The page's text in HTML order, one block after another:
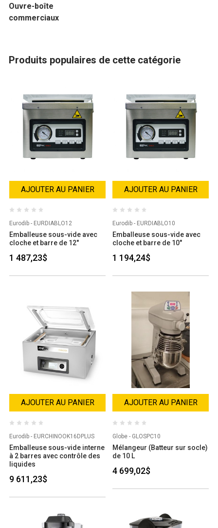
Ouvre-boîte
commerciaux
Produits populaires de cette catégorie
AJOUTER AU PANIER
Eurodib - EURDIABLO12
Emballeuse sous-vide avec
cloche et barre de 12"
1 487,23$
AJOUTER AU PANIER
Eurodib - EURDIABLO10
Emballeuse sous-vide avec
cloche et barre de 10"
1 194,24$
AJOUTER AU PANIER
Eurodib - EURCHINOOK16DPLUS
Emballeuse sous-vide interne
à 2 barres avec contrôle des
liquides
9 611,23$
AJOUTER AU PANIER
Globe - GLOSPC10
Mélangeur (Batteur sur socle)
de 10 L
4 699,02$